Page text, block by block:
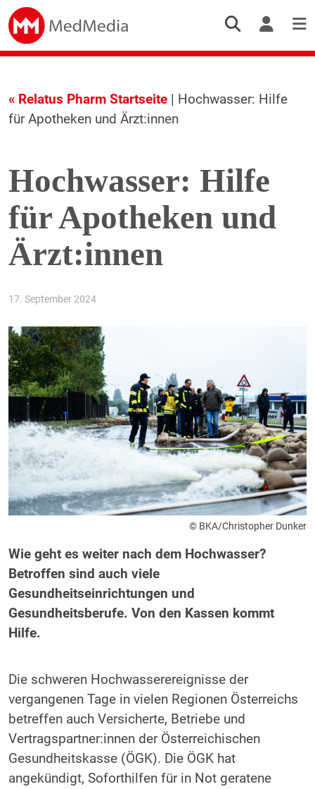
« Relatus Pharm Startseite| Hochwasser: Hilfe
für Apotheken und Ärzt:innen
Hochwasser: Hilfe
für Apotheken und
Ärzt:innen
17. September 2024
© BKA/Christopher Dunker
Wie geht es weiter nach dem Hochwasser?
Betroffen sind auch viele
Gesundheitseinrichtungen und
Gesundheitsberufe. Von den Kassen kommt
Hilfe.
Die schweren Hochwasserereignisse der
vergangenen Tage in vielen Regionen Österreichs
betreffen auch Versicherte, Betriebe und
Vertragspartner:innen der Österreichischen
Gesundheitskasse (ÖGK). Die ÖGK hat
angekündigt, Soforthilfen für in Not geratene